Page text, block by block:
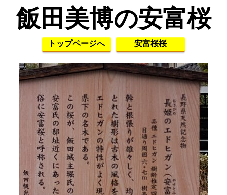
飯田美博の安富桜
トップページへ 安富桜桜